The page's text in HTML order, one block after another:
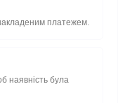
платежем.
наявність була